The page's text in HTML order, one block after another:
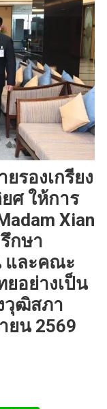
รองเกรียง
ศ ให้การ
Xian
กษา
และคณะ
ยอย่างเป็น
วุฒิสภา
ยน 2569